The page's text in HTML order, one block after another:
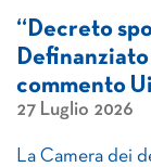
“Decreto
commento
27 Luglio 2026
La Camera dei